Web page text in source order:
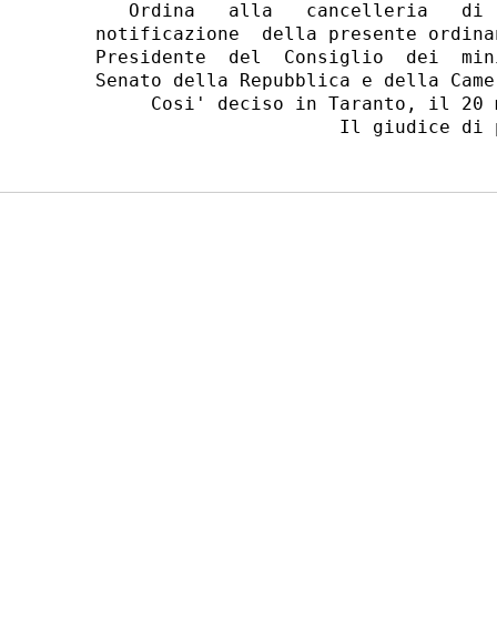
Ordina   alla   cancelleria   di
notificazione  della presente
Presidente  del  Consiglio  dei
Senato della Repubblica e della
Cosi' deciso in Taranto, il 20